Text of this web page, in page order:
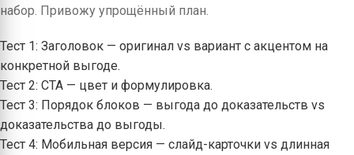
набор. Привожу упрощённый план.
Тест 1: Заголовок — оригинал vs вариант с акцентом на
конкретной выгоде.
Тест 2: CTA — цвет и формулировка.
Тест 3: Порядок блоков — выгодa до доказательств vs
доказательства до выгоды.
Тест 4: Мобильная версия — слайд-карточки vs длинная